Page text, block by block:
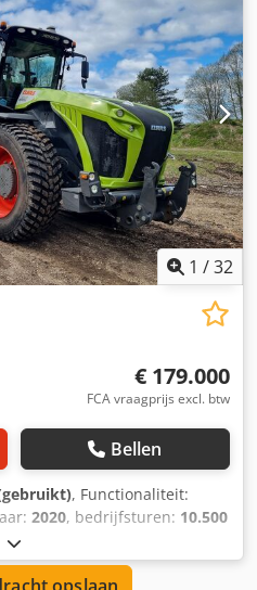
1 /32
€ 179.000
FCA vraagprijs excl. btw
Bellen
, Functionaliteit:
2020, bedrijfsturen: 10.500
pk)
overig, maximale snelheid:
08/2026, volgende keuring